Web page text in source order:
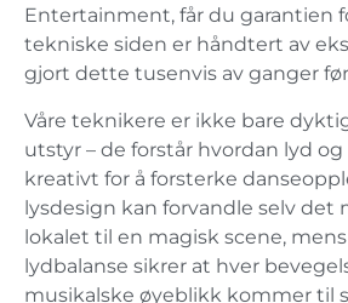
Entertainment, får du garantien
tekniske siden er håndtert av
gjort dette tusenvis av ganger
Våre teknikere er ikke bare
utstyr – de forstår hvordan lyd
kreativt for å forsterke
lysdesign kan forvandle selv
lokalet til en magisk scene,
lydbalanse sikrer at hver
musikalske øyeblikk kommer til